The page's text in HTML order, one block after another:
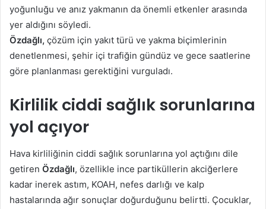
yoğunluğu ve anız yakmanın da önemli etkenler arasında
yer aldığını söyledi.
Özdağlı, çözüm için yakıt türü ve yakma biçimlerinin
denetlenmesi, şehir içi trafiğin gündüz ve gece saatlerine
göre planlanması gerektiğini vurguladı.
Kirlilik ciddi sağlık sorunlarına
yol açıyor
Hava kirliliğinin ciddi sağlık sorunlarına yol açtığını dile
getiren Özdağlı, özellikle ince partiküllerin akciğerlere
kadar inerek astım, KOAH, nefes darlığı ve kalp
hastalarında ağır sonuçlar doğurduğunu belirtti. Çocuklar,